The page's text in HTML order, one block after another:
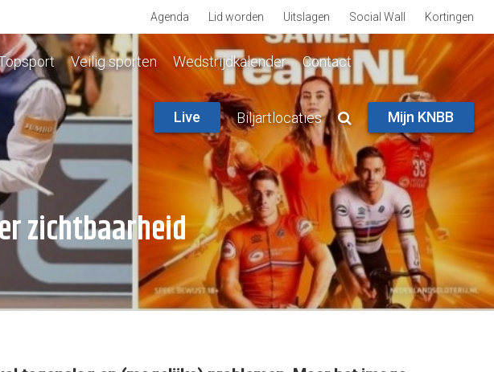
Agenda Lid worden Uitslagen Social Wall Kortingen
Veilig sporten Wedstrijdkalender Contact
Live Biljartlocaties Mijn KNBB
zichtbaarheid